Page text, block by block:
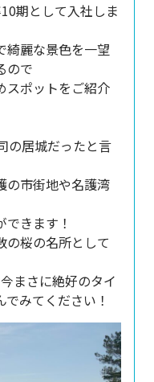
期として入社しま
綺麗な景色を一望
ので
スポットをご紹介
の居城だったと言
の市街地や名護湾
きます！
の桜の名所として
まさに絶好のタイ
みてください！